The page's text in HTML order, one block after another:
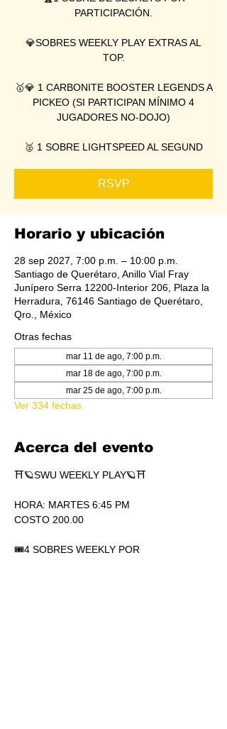
PARTICIPACIÓN.
💎SOBRES WEEKLY PLAY EXTRAS AL
TOP.
🥇💎 1 CARBONITE BOOSTER LEGENDS A
PICKEO (SI PARTICIPAN MÍNIMO 4
JUGADORES NO-DOJO)
🥈 1 SOBRE LIGHTSPEED AL SEGUND
RSVP
Horario y ubicación
28 sep 2027, 7:00 p.m. – 10:00 p.m.
Santiago de Querétaro, Anillo Vial Fray
Junípero Serra 12200-Interior 206, Plaza la
Herradura, 76146 Santiago de Querétaro,
Qro., México
Otras fechas
mar 11 de ago, 7:00 p.m.
mar 18 de ago, 7:00 p.m.
mar 25 de ago, 7:00 p.m.
Ver 334 fechas
Acerca del evento
⛩🪐SWU WEEKLY PLAY🪐⛩
HORA: MARTES 6:45 PM
COSTO 200.00
🎟4 SOBRES WEEKLY POR